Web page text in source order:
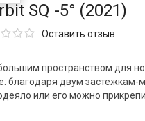
SQ -5° (2021)
Оставить отзыв
пространством для
благодаря двум
или его можно
в области головы